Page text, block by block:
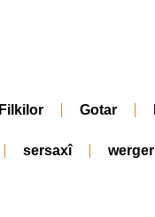
Filkilor Gotar
sersaxî werger